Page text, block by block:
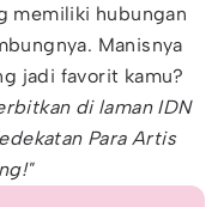
memiliki hubungan
Manisnya
jadi favorit kamu?
di laman IDN
Para Artis